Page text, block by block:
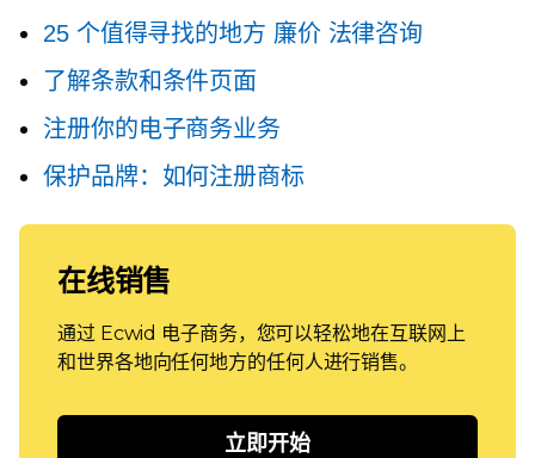
25 个值得寻找的地方 廉价法律咨询
了解条款和条件页面
注册你的电子商务业务
保护品牌：如何注册商标
在线销售
通过 Ecwid 电子商务，您可以轻松地在互联网上
和世界各地向任何地方的任何人进行销售。
立即开始